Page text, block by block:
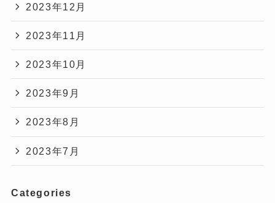
2023年12月
2023年11月
2023年10月
2023年9月
2023年8月
2023年7月
Categories